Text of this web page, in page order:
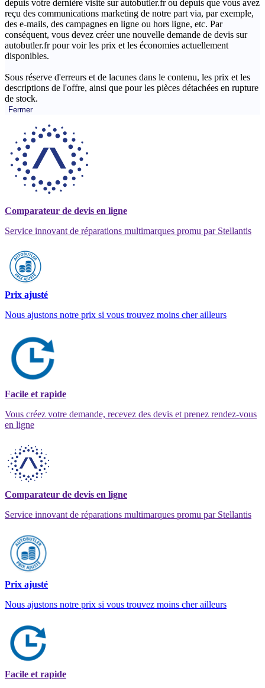
depuis votre dernière visite sur autobutler.fr ou depuis que vous avez
reçu des communications marketing de notre part via, par exemple,
des e-mails, des campagnes en ligne ou hors ligne, etc. Par
conséquent, vous devez créer une nouvelle demande de devis sur
autobutler.fr pour voir les prix et les économies actuellement
disponibles.
Sous réserve d'erreurs et de lacunes dans le contenu, les prix et les
descriptions de l'offre, ainsi que pour les pièces détachées en rupture
de stock.
Fermer
Comparateur de devis en ligne
Service innovant de réparations multimarques promu par Stellantis
Prix ajusté
Nous ajustons notre prix si vous trouvez moins cher ailleurs
Facile et rapide
Vous créez votre demande, recevez des devis et prenez rendez-vous
en ligne
Comparateur de devis en ligne
Service innovant de réparations multimarques promu par Stellantis
Prix ajusté
Nous ajustons notre prix si vous trouvez moins cher ailleurs
Facile et rapide